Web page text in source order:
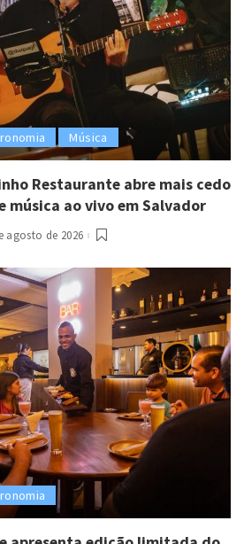
Música
Restaurante abre mais cedo
música ao vivo em Salvador
agosto de 2026